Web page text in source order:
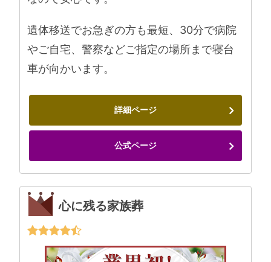
遺体移送でお急ぎの方も最短、30分で病院
やご自宅、警察などご指定の場所まで寝台
車が向かいます。
詳細ページ
公式ページ
心に残る家族葬